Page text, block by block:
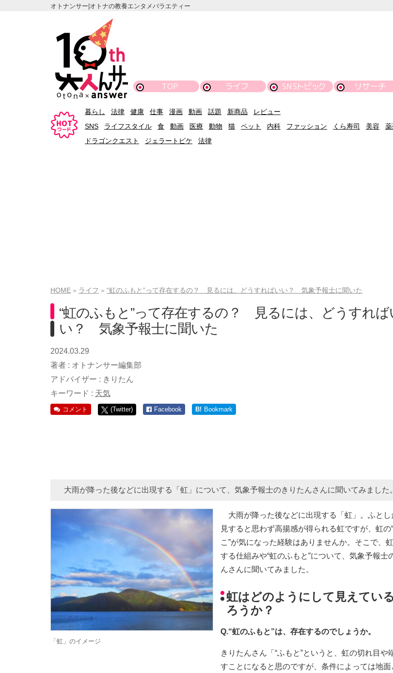
オトナンサー|オトナの教養エンタメバラエティー
TOP ライフ SNSトピック リサーチ
暮らし 法律 健康 仕事 漫画 動画 話題 新商品
レビュー
SNS
ライフスタイル 食 動画 医療 動物 猫 ペット 内科 ファッション くら寿司 美容
ドラゴンクエスト
ジェラートピケ 法律
HOME ライフ “虹のふもと”って存在するの？ 見るには、どうすればいい？ 気象予報士に聞いた
“虹のふもと”って存在するの？ 見るには、どうすれば
い？ 気象予報士に聞いた
2024.03.29
著者 : オトナンサー編集部
アドバイザー : きりたん
キーワード : 天気
コメント (Twitter) Facebook B! Bookmark
大雨が降った後などに出現する「虹」について、気象予報士のきりたんさんに聞いてみました。
「虹」のイメージ
大雨が降った後などに出現する「虹」。ふとし
見すると思わず高揚感が得られる虹ですが、虹の
こ”が気になった経験はありませんか。そこで、
する仕組みや“虹のふもと”について、気象予報士
んさんに聞いてみました。
虹はどのようにして見えてい
ろうか？
Q.“虹のふもと”は、存在するのでしょうか。
きりたんさん「“ふもと”というと、虹の切れ目や
すことになると思のですが、条件によっては地面